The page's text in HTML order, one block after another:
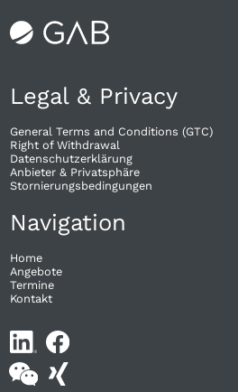
Legal & Privacy
General Terms and Conditions (GTC)
Right of Withdrawal​
Datenschutzerklärung
Anbieter & Privatsphäre
Stornierungsbedingungen
Navigation
Home
Angebote
Termine
Kontakt